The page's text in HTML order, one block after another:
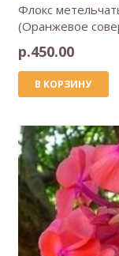
Флокс
(Оранжевое
р.450.00
В КОРЗИНУ